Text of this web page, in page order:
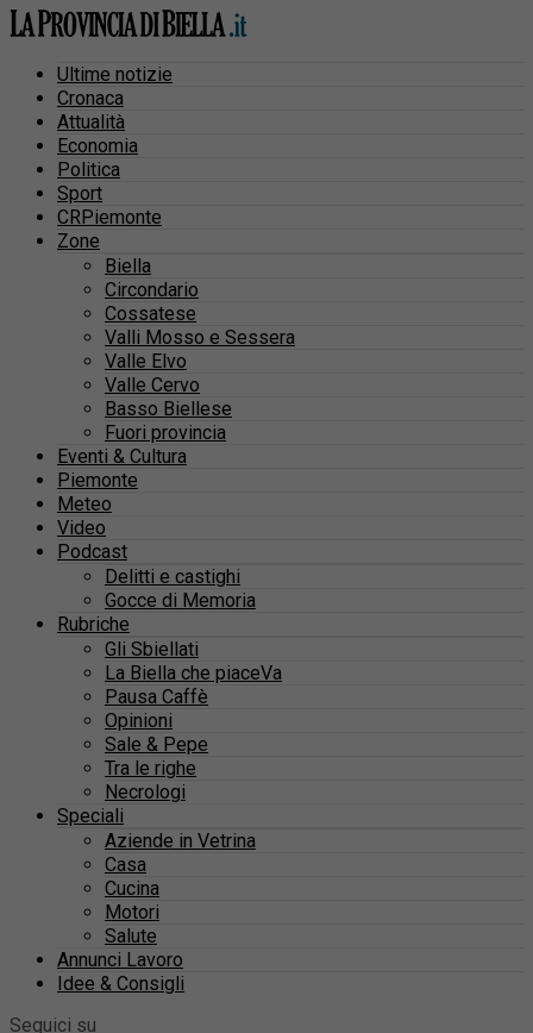
Ultime notizie
Cronaca
Attualità
Economia
Politica
Sport
CRPiemonte
Zone
Biella
Circondario
Cossatese
Valli Mosso e Sessera
Valle Elvo
Valle Cervo
Basso Biellese
Fuori provincia
Eventi & Cultura
Piemonte
Meteo
Video
Podcast
Delitti e castighi
Gocce di Memoria
Rubriche
Gli Sbiellati
La Biella che piaceVa
Pausa Caffè
Opinioni
Sale & Pepe
Tra le righe
Necrologi
Speciali
Aziende in Vetrina
Casa
Cucina
Motori
Salute
Annunci Lavoro
Idee & Consigli
Seguici su